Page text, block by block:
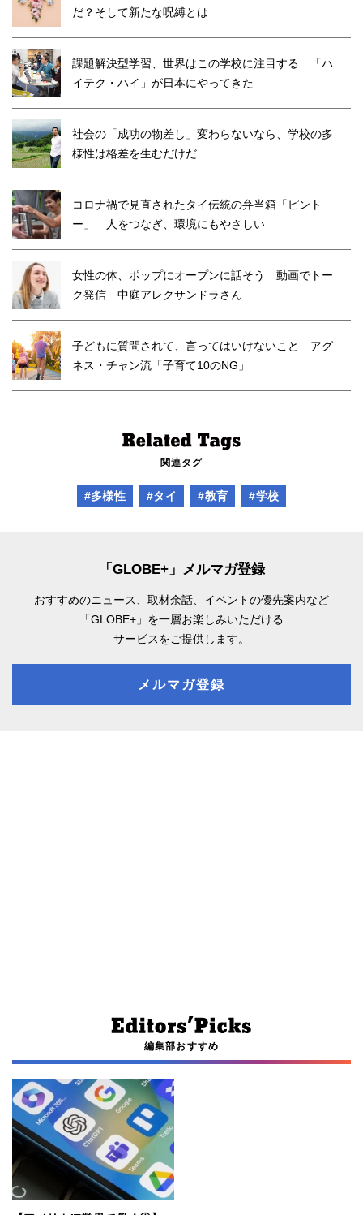
だ？そして新たな呪縛とは
課題解決型学習、世界はこの学校に注目する 「ハ
イテク・ハイ」が日本にやってきた
社会の「成功の物差し」変わらないなら、学校の多
様性は格差を生むだけだ
コロナ禍で見直されたタイ伝統の弁当箱「ピント
ー」 人をつなぎ、環境にもやさしい
女性の体、ポップにオープンに話そう 動画でトー
ク発信 中庭アレクサンドラさん
子どもに質問されて、言ってはいけないこと アグ
ネス・チャン流「子育て10のNG」
関連タグ
#多様性 #タイ #教育 #学校
「GLOBE+」メルマガ登録
おすすめのニュース、取材余話、 イベントの優先案内など
「GLOBE+」を一層お楽しみいただける
サービスをご提供します。
メルマガ登録
編集部おすすめ